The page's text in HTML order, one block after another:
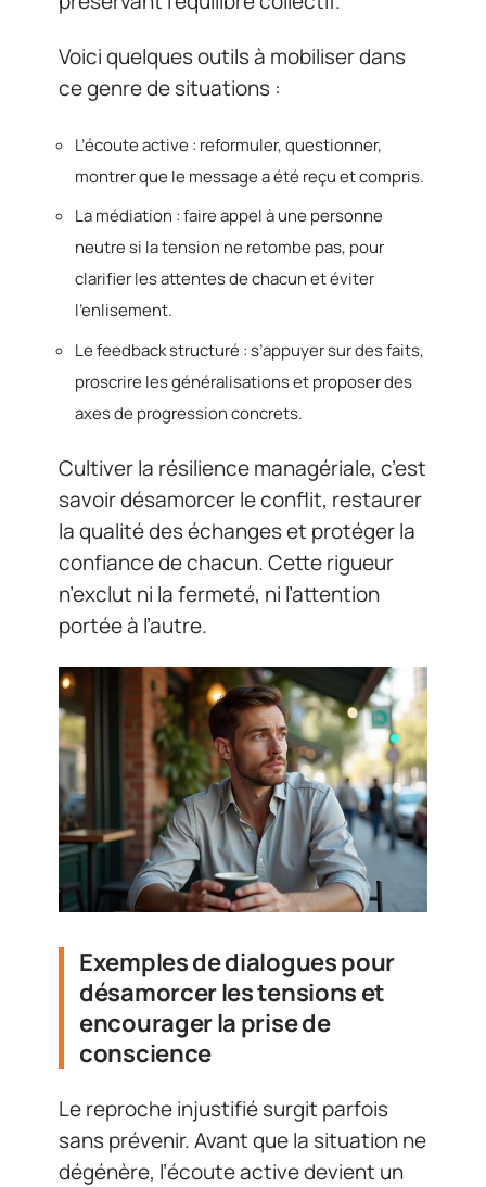
Voici quelques outils à mobiliser dans
ce genre de situations :
L’écoute active : reformuler, questionner,
montrer que le message a été reçu et compris.
La médiation : faire appel à une personne
neutre si la tension ne retombe pas, pour
clarifier les attentes de chacun et éviter
l’enlisement.
Le feedback structuré : s’appuyer sur des faits,
proscrire les généralisations et proposer des
axes de progression concrets.
Cultiver la résilience managériale, c’est
savoir désamorcer le conflit, restaurer
la qualité des échanges et protéger la
confiance de chacun. Cette rigueur
n’exclut ni la fermeté, ni l’attention
portée à l’autre.
Exemples de dialogues pour
désamorcer les tensions et
encourager la prise de
conscience
Le reproche injustifié surgit parfois
sans prévenir. Avant que la situation ne
dégénère, l’écoute active devient un